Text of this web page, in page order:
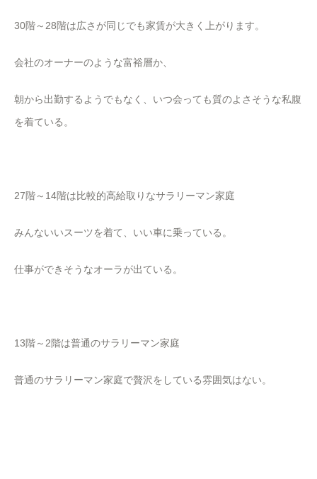
30階～28階は広さが同じでも家賃が大きく上がります。
会社のオーナーのような富裕層か、
朝から出勤するようでもなく、いつ会っても質のよさそうな私腹
を着ている。
27階～14階は比較的高給取りなサラリーマン家庭
みんないいスーツを着て、いい車に乗っている。
仕事ができそうなオーラが出ている。
13階～2階は普通のサラリーマン家庭
普通のサラリーマン家庭で贅沢をしている雰囲気はない。